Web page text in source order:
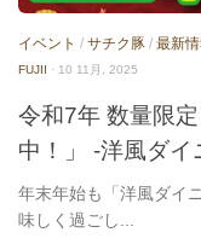
イベント / サチク豚 / 最新
FUJII · 10 11月, 2025
令和7年 数量限
中！」 -洋風ダイ
年末年始も「洋風ダイ
味しく過ごし...